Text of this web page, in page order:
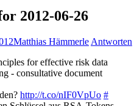
2012-06-26
Matthias Hämmerle Antworten
for effective risk data
- consultative document
http://t.co/nIF0VpUo #